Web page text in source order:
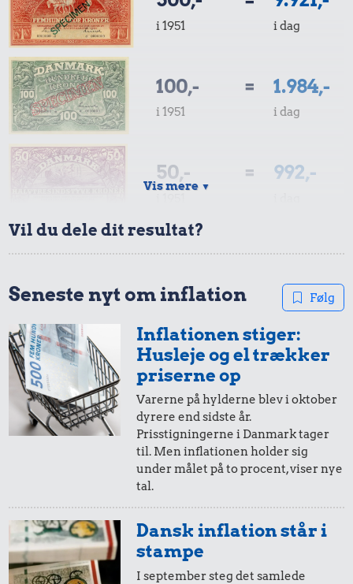
i 1951 i dag
100,-
i 1951
= 1.984,-
i dag
50,- = 992,-
10,-
i 1951
= 198,-
i dag
5,-
i 1951
= 99,-
10 øre
i 1951
= 2,-
i dag
0,99,-
Vis mere ▼
Vil du dele dit resultat?
Seneste nyt om inflation Følg
Inflationen stiger:
Husleje og el trækker
priserne op
Varerne på hylderne blev i oktober
dyrere end sidste år.
Prisstigningerne i Danmark tager
til. Men inflationen holder sig
under målet på to procent, viser nye
tal.
Dansk inflation står i
stampe
I september steg det samlede